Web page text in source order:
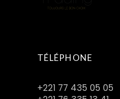
TÉLÉPHONE
+221 77 435 05 05